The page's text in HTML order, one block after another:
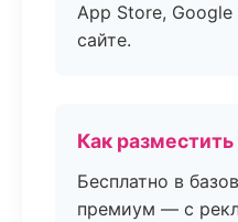
App Store, Google
сайте.
Как
Бесплатно в
премиум — с